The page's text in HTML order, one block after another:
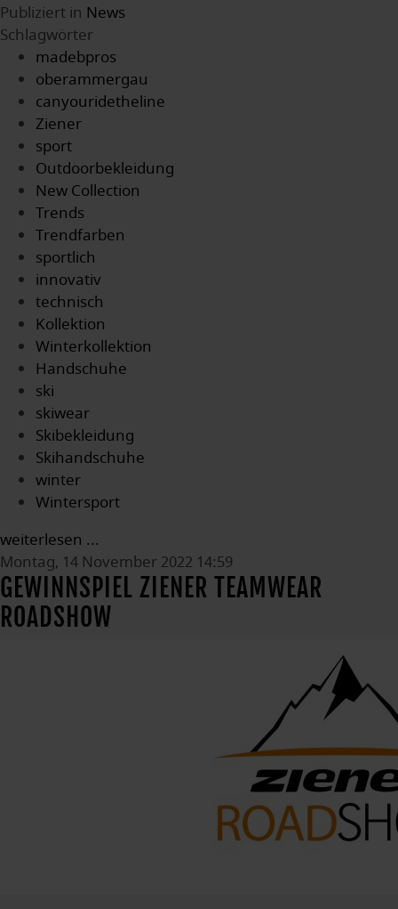
Publiziert in News
Schlagwörter
madebpros
oberammergau
canyouridetheline
Ziener
sport
Outdoorbekleidung
New Collection
Trends
Trendfarben
sportlich
innovativ
technisch
Kollektion
Winterkollektion
Handschuhe
ski
skiwear
Skibekleidung
Skihandschuhe
winter
Wintersport
weiterlesen ...
Montag, 14 November 2022 14:59
GEWINNSPIEL ZIENER TEAMWEAR
ROADSHOW